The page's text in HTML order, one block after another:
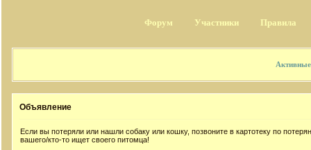
Форум Участники Правила
Объявление
Если вы потеряли или нашли собаку или кошку, позвоните в картотеку по
вашего/кто-то ищет своего питомца!